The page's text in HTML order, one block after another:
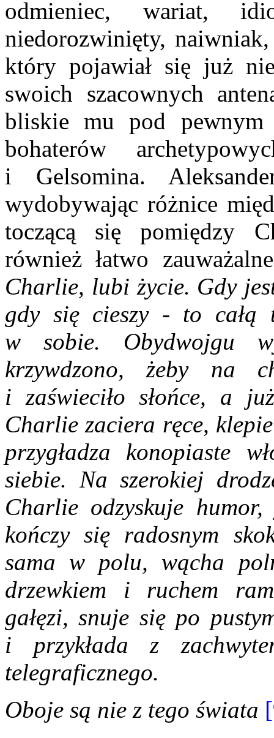
odmieniec, wariat,
niedorozwinięty,
który pojawiał się już
swoich szacownych
bliskie mu pod pewnym
bohaterów
i Gelsomina.
wydobywając różnice
toczącą się pomiędzy
również łatwo
Charlie, lubi życie. Gdy
gdy się cieszy - to całą
w sobie. Obydwojgu
krzywdzono, żeby na
i zaświeciło słońce, a
Charlie zaciera ręce,
przygładza konopiaste
siebie. Na szerokiej
Charlie odzyskuje
kończy się radosnym
sama w polu, wącha
drzewkiem i ruchem
gałęzi, snuje się po
i przykłada z
telegraficznego.
Oboje są nie z tego świata